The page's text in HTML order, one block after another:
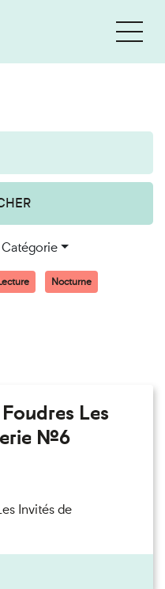
Catégorie
Nocturne
Les
n°6
Invités de